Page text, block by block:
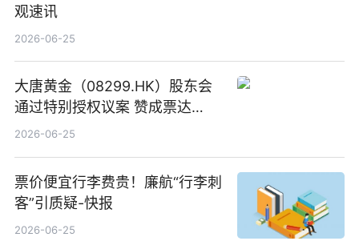
观速讯
2026-06-25
大唐黄金（08299.HK）股东会
通过特别授权议案 赞成票达
100%_新动态
2026-06-25
票价便宜行李费贵！廉航“行李刺
客”引质疑-快报
2026-06-25